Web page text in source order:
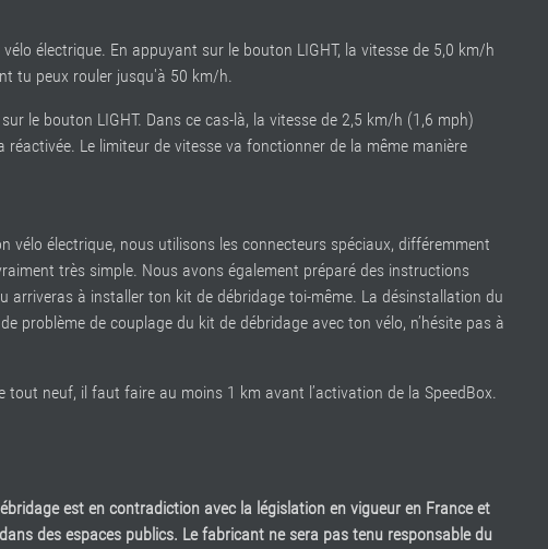
électrique. En appuyant sur le bouton LIGHT, la vitesse de 5,0 km/h
tu peux rouler jusqu'à 50 km/h.
le bouton LIGHT. Dans ce cas-là, la vitesse de 2,5 km/h (1,6 mph)
Le limiteur de vitesse va fonctionner de la même manière
électrique, nous utilisons les connecteurs spéciaux, différemment
très simple. Nous avons également préparé des instructions
arriveras à installer ton kit de débridage toi-même. La désinstallation du
problème de couplage du kit de débridage avec ton vélo, n’hésite pas à
neuf, il faut faire au moins 1 km avant l’activation de la SpeedBox.
est en contradiction avec la législation en vigueur en France et
des espaces publics. Le fabricant ne sera pas tenu responsable du